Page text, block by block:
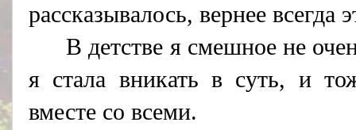
рассказывалось, вернее всегда
В детстве я смешное не
я стала вникать в суть, и
вместе со всеми.